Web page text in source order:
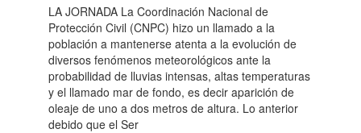
LA JORNADA La Coordinación Nacional de
Protección Civil (CNPC) hizo un llamado a la
población a mantenerse atenta a la evolución de
diversos fenómenos meteorológicos ante la
probabilidad de lluvias intensas, altas temperaturas
y el llamado mar de fondo, es decir aparición de
oleaje de uno a dos metros de altura. Lo anterior
debido que el Ser